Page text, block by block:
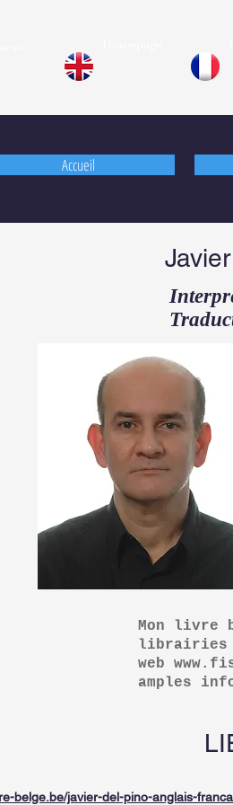
Accueil
Mon livre
librairies
web
amples
belge.be/javier-del-pino-anglais-